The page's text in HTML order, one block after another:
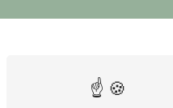
gîte près